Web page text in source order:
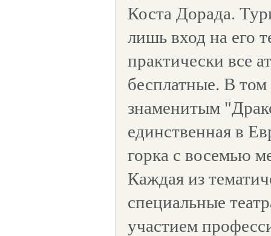
Коста Дорада.
лишь вход на его
практически все
бесплатные. В
знаменитым
единственная в
горка с восемью
Каждая из
специальные
участием